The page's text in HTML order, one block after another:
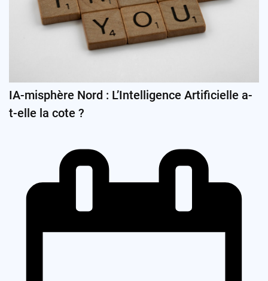
IA-misphère Nord : L’Intelligence Artificielle a-
t-elle la cote ?